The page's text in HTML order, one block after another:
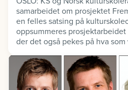
samarbeidet om prosjektet
en felles satsing på
oppsummeres
der det også pekes på hva